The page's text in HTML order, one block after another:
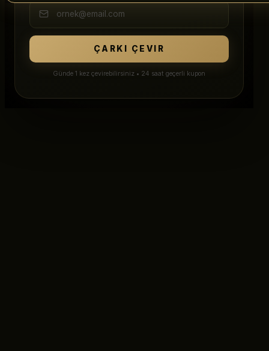
ÇARKI ÇEVIR
Günde 1 kez çevirebilirsiniz • 24 saat geçerli kupon